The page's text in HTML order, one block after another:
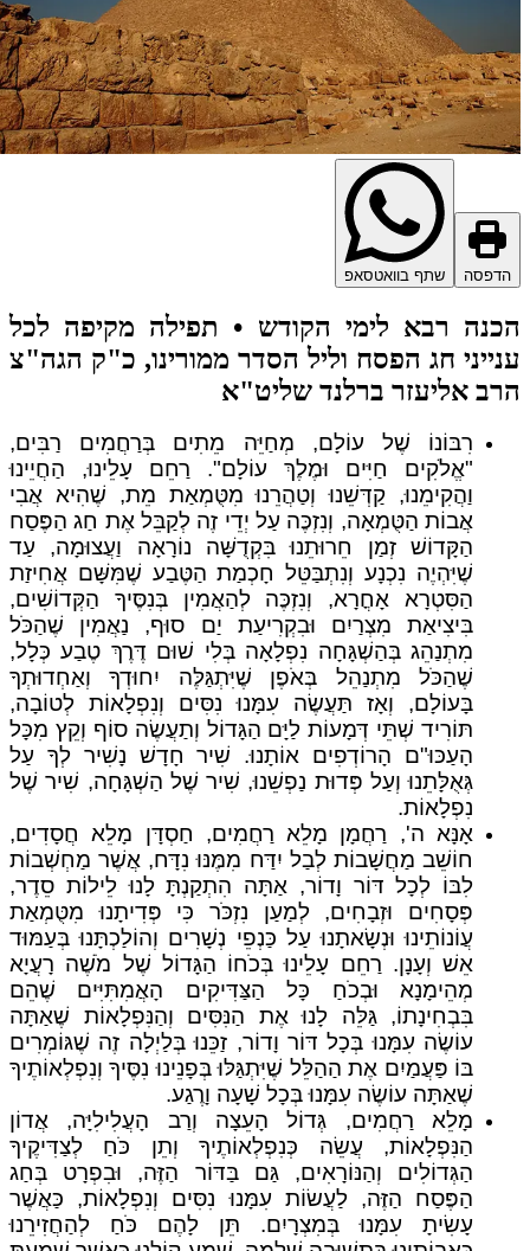
שתף בוואטסאפ
רבא לימי הקודש • תפילה מקיפה לכל
חג הפסח וליל הסדר ממורינו, כ"ק הגה"צ
אליעזר ברלנד שליט"א
רִבּוֹנוֹ שֶׁל עוֹלָם, מְחַיֵּה מֵתִים בְּרַחֲמִים רַבִּים,
"אֱלֹקִים חַיִּים וּמֶלֶךְ עוֹלָם". רַחֵם עָלֵינוּ, הַחֲיֵינוּ
וַהֲקִימֵנוּ, קַדְּשֵׁנוּ וְטַהֲרֵנוּ מִטֻּמְאַת מֵת, שֶׁהִיא אֲבִי
אֲבוֹת הַטֻּמְאָה, וְנִזְכֶּה עַל יְדֵי זֶה לְקַבֵּל אֶת חַג הַפֶּסַח
הַקָּדוֹשׁ זְמַן חֵרוּתֵנוּ בִּקְדֻשָּׁה נוֹרָאָה וַעֲצוּמָה, עַד
שֶׁיִּהְיֶה נִכְנָע וְנִתְבַּטֵּל חָכְמַת הַטֶּבַע שֶׁמִּשָּׁם אֲחִיזַת
הַסִּטְרָא אָחֳרָא, וְנִזְכֶּה לְהַאֲמִין בְּנִסֶּיךָ הַקְּדוֹשִׁים,
בִּיצִיאַת מִצְרַיִם וּבִקְרִיעַת יַם סוּף, נַאֲמִין שֶׁהַכֹּל
מִתְנַהֵג בְּהַשְׁגָּחָה נִפְלָאָה בְּלִי שׁוּם דֶּרֶךְ טֶבַע כְּלָל,
שֶׁהַכֹּל מִתְנַהֵל בְּאֹפֶן שֶׁיִּתְגַּלֶּה יִחוּדְךָ וְאַחְדוּתְךָ
בָּעוֹלָם, וְאָז תַּעֲשֶׂה עִמָּנוּ נִסִּים וְנִפְלָאוֹת לְטוֹבָה,
תּוֹרִיד שְׁתֵּי דְּמָעוֹת לַיָּם הַגָּדוֹל וְתַעֲשֶׂה סוֹף וְקֵץ מִכָּל
הָעַכּוּ"ם הָרוֹדְפִים אוֹתָנוּ. שִׁיר חָדָשׁ נָשִׁיר לְךָ עַל
גְּאֻלָּתֵנוּ וְעַל פְּדוּת נַפְשֵׁנוּ, שִׁיר שֶׁל הַשְׁגָּחָה, שִׁיר שֶׁל
נִפְלָאוֹת.
אָנָּא ה', רַחֲמָן מָלֵא רַחֲמִים, חַסְדָּן מָלֵא חֲסָדִים,
חוֹשֵׁב מַחֲשָׁבוֹת לְבַל יִדַּח מִמֶּנּוּ נִדָּח, אֲשֶׁר מַחְשְׁבוֹת
לִבּוֹ לְכָל דּוֹר וָדוֹר, אַתָּה הִתְקַנְתָּ לָנוּ לֵילוֹת סֵדֶר,
פְּסָחִים וּזְבָחִים, לְמַעַן נִזְכֹּר כִּי פְּדִיתָנוּ מִטֻּמְאַת
עֲוֹנוֹתֵינוּ וּנְשָׂאתָנוּ עַל כַּנְפֵי נְשָׁרִים וְהוֹלַכְתָּנוּ בְּעַמּוּד
אֵשׁ וְעָנָן. רַחֵם עָלֵינוּ בְּכֹחוֹ הַגָּדוֹל שֶׁל מֹשֶׁה רָעֲיָא
מְהֵימָנָא וּבְכֹחַ כָּל הַצַּדִּיקִים הָאֲמִתִּיִּים שֶׁהֵם
בִּבְחִינָתוֹ, גַּלֵּה לָנוּ אֶת הַנִּסִּים וְהַנִּפְלָאוֹת שֶׁאַתָּה
עוֹשֶׂה עִמָּנוּ בְּכָל דּוֹר וָדוֹר, זַכֵּנוּ בְּלַיְלָה זֶה שֶׁגּוֹמְרִים
בּוֹ פַּעֲמַיִם אֶת הַהַלֵּל שֶׁיִּתְגַּלּוּ בְּפָנֵינוּ נִסֶּיךָ וְנִפְלְאוֹתֶיךָ
שֶׁאַתָּה עוֹשֶׂה עִמָּנוּ בְּכָל שָׁעָה וָרֶגַע.
מָלֵא רַחֲמִים, גְּדוֹל הָעֵצָה וְרַב הָעֲלִילִיָּה, אֲדוֹן
הַנִּפְלָאוֹת, עֲשֵׂה כְּנִפְלְאוֹתֶיךָ וְתֵן כֹּחַ לְצַדִּיקֶיךָ
הַגְּדוֹלִים וְהַנּוֹרָאִים, גַּם בַּדּוֹר הַזֶּה, וּבִפְרָט בְּחַג
הַפֶּסַח הַזֶּה, לַעֲשׂוֹת עִמָּנוּ נִסִּים וְנִפְלָאוֹת, כַּאֲשֶׁר
עָשִׂיתָ עִמָּנוּ בְּמִצְרָיִם. תֵּן לָהֶם כֹּחַ לְהַחֲזִירֵנוּ